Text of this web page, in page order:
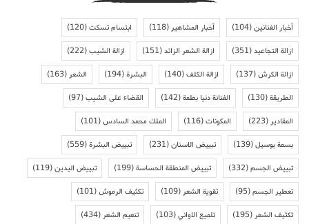
أخبار الفنانين(104) أخبار المشاهير(118) ابتسام تسكت(120)
ازالة التجاعيد(351) ازالة الشعر الزائد(151) ازالة الشيب(222)
ازالة الكرش(137) ازالة الكلف(140) البشرة(194) الشعر(163)
الطريقة(130) الفنانة دنيا بطمة(142) القضاء على الشيب(97)
المقادير(223) المكونات(116) الملك محمد السادس(101)
بسمة بوسيل(139) تبييض الاسنان(231) تبييض البشرة(559)
تبييض الجسم(332) تبييض المنطقة الحساسة(199) تبييض اليدين(119)
تعطير الجسم(95) تقوية الشعر(109) تكثيف الرموش(101)
تكثيف الشعر(195) تلميع الاواني(103) تنعيم الشعر(434)